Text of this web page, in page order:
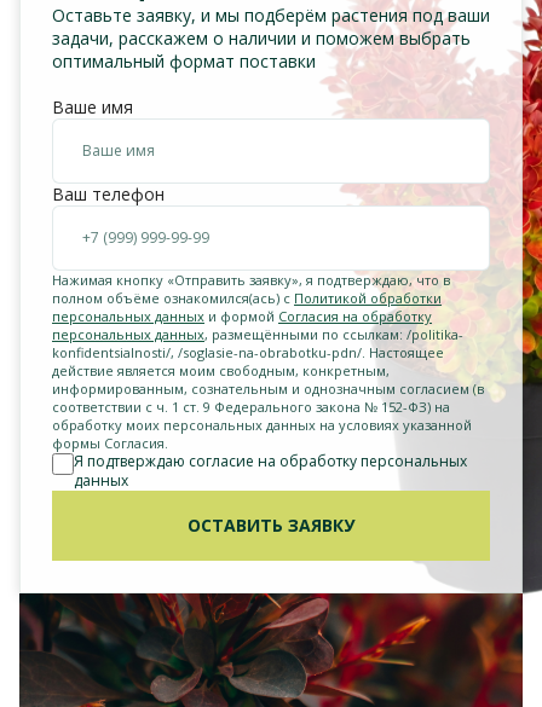
Оставьте заявку, и мы подберём растения под ваши
задачи, расскажем о наличии и поможем выбрать
оптимальный формат поставки
Ваше имя
Ваш телефон
Нажимая кнопку «Отправить заявку», я подтверждаю, что в
полном объёме ознакомился(ась) с Политикой обработки
персональных данных и формой Согласия на обработку
персональных данных, размещёнными по ссылкам: /politika-
konfidentsialnosti/, /soglasie-na-obrabotku-pdn/. Настоящее
действие является моим свободным, конкретным,
информированным, сознательным и однозначным согласием (в
соответствии с ч. 1 ст. 9 Федерального закона № 152-ФЗ) на
обработку моих персональных данных на условиях указанной
формы Согласия.
Я подтверждаю согласие на обработку персональных
данных
ОСТАВИТЬ ЗАЯВКУ